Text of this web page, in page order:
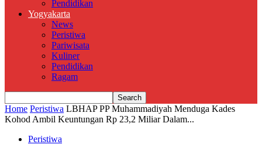
Pendidikan
Yogyakarta
News
Peristiwa
Pariwisata
Kuliner
Pendidikan
Ragam
Home Peristiwa LBHAP PP Muhammadiyah Menduga Kades
Kohod Ambil Keuntungan Rp 23,2 Miliar Dalam...
Peristiwa